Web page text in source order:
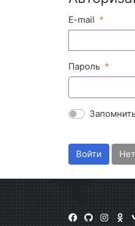
E-mail
Пароль
Войти